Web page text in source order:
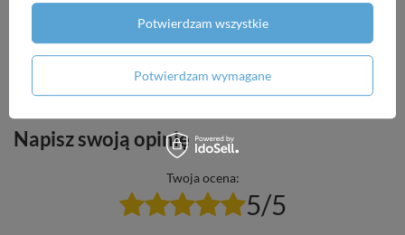
Potrzebujesz pomocy? Masz pytania?
Zadaj pytanie a my odpowiemy niezwłocznie,
najciekawsze pytania i odpowiedzi publikując
dla innych.
Zadaj pytanie
Napisz swoją opinię
Twoja ocena:
5/5
Potwierdzam wymagane
Potwierdzam wszystkie